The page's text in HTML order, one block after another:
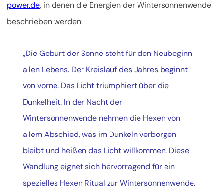
power.de, in denen die Energien der Wintersonnenwende
beschrieben werden:
„Die Geburt der Sonne steht für den Neubeginn
allen Lebens. Der Kreislauf des Jahres beginnt
von vorne. Das Licht triumphiert über die
Dunkelheit. In der Nacht der
Wintersonnenwende nehmen die Hexen von
allem Abschied, was im Dunkeln verborgen
bleibt und heißen das Licht willkommen. Diese
Wandlung eignet sich hervorragend für ein
spezielles Hexen Ritual zur Wintersonnenwende.